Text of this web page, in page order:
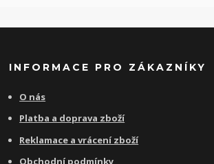
INFORMACE PRO ZÁKAZNÍKY
O nás
Platba a doprava zboží
Reklamace a vrácení zboží
Obchodní podmínky